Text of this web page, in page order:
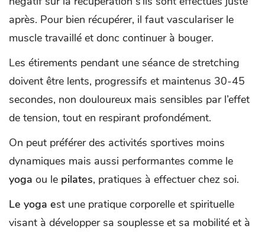
après. Pour bien récupérer, il faut vasculariser le
muscle travaillé et donc continuer à bouger.
Les étirements pendant une séance de stretching
doivent être lents, progressifs et maintenus 30-45
secondes, non douloureux mais sensibles par l’effet
de tension, tout en respirant profondément.
On peut préférer des activités sportives moins
dynamiques mais aussi performantes comme le
yoga ou le pilates, pratiques à effectuer chez soi.
Le yoga est une pratique corporelle et spirituelle
visant à développer sa souplesse et sa mobilité et à